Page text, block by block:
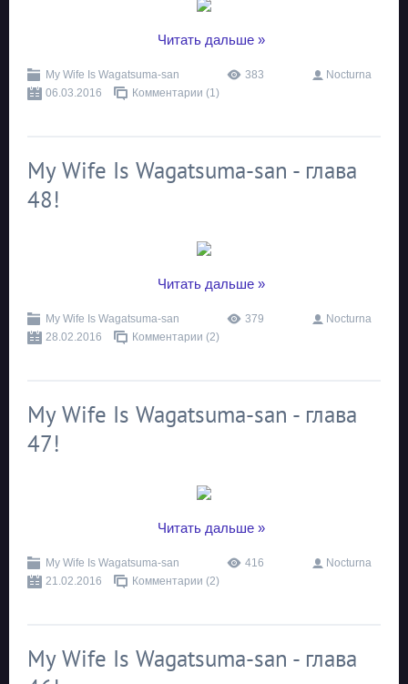
Читать дальше »
My Wife Is Wagatsuma-san 383
Nocturna
06.03.2016
Комментарии (1)
My Wife Is Wagatsuma-san - глава
48!
Читать дальше »
My Wife Is Wagatsuma-san 379
Nocturna
28.02.2016
Комментарии (2)
My Wife Is Wagatsuma-san - глава
47!
Читать дальше »
My Wife Is Wagatsuma-san 416
Nocturna
21.02.2016
Комментарии (2)
My Wife Is Wagatsuma-san - глава